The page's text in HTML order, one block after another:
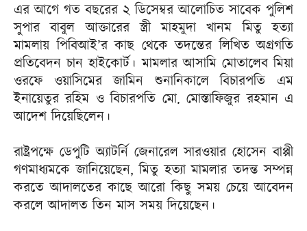
এর আগে গত বছরের ২ ডিসেম্বর আলোচিত সাবেক পুলিশ
সুপার বাবুল আক্তারের স্ত্রী মাহমুদা খানম মিতু হত্যা
মামলায় পিবিআই’র কাছ থেকে তদন্তের লিখিত অগ্রগতি
প্রতিবেদন চান হাইকোর্ট। মামলার আসামি মোতালেব মিয়া
ওরফে ওয়াসিমের জামিন শুনানিকালে বিচারপতি এম
ইনায়েতুর রহিম ও বিচারপতি মো. মোস্তাফিজুর রহমান এ
আদেশ দিয়েছিলেন।
রাষ্ট্রপক্ষে ডেপুটি অ্যাটর্নি জেনারেল সারওয়ার হোসেন বাপ্পী
গণমাধ্যমকে জানিয়েছেন, মিতু হত্যা মামলার তদন্ত সম্পন্ন
করতে আদালতের কাছে আরো কিছু সময় চেয়ে আবেদন
করলে আদালত তিন মাস সময় দিয়েছেন।